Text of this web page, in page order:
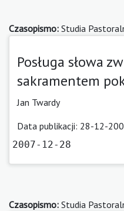
Czasopismo: Studia
Posługa słowa
sakramentem
Jan Twardy
Data publikacji: 28-12-
2007-12-28
Czasopismo: Studia